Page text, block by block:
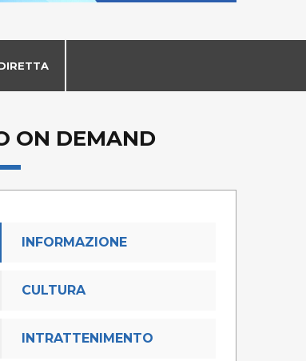
ON DEMAND
INFORMAZIONE
CULTURA
INTRATTENIMENTO